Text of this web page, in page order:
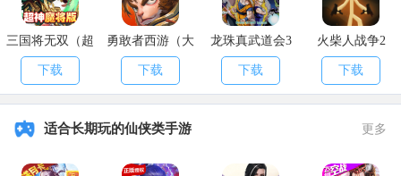
三国将无双（超
神魔将版）
下载
勇敢者西游（大
乱斗）
下载
龙珠真武道会3
下载
火柴人战争2
下载
适合长期玩的仙侠类手游 更多